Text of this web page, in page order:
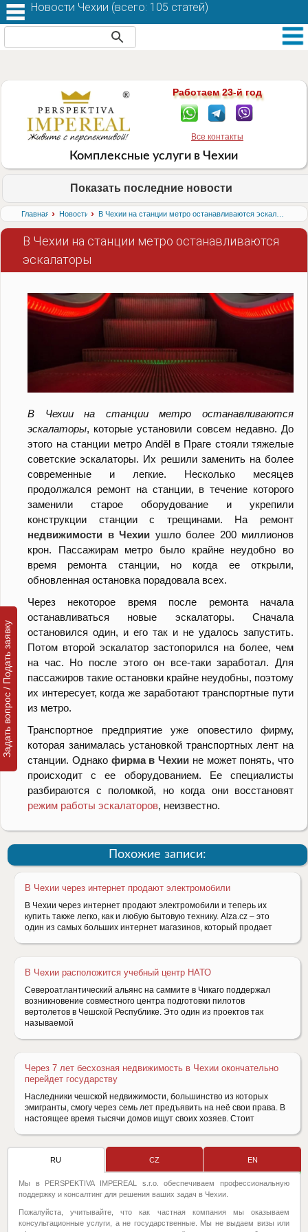
Работаем 23-й год
Все контакты
Комплексные услуги в Чехии
Показать последние новости
Главная › Новости ›
В Чехии на станции метро останавливаются
эскалаторы
В Чехии на станции метро останавливаются
эскалаторы, которые установили совсем недавно. До
этого на станции метро Anděl в Праге стояли тяжелые
советские эскалаторы. Их решили заменить на более
современные и легкие. Несколько месяцев
продолжался ремонт на станции, в течение которого
заменили старое оборудование и укрепили
конструкции станции с трещинами. На ремонт
недвижимости в Чехии ушло более 200 миллионов
крон. Пассажирам метро было крайне неудобно во
время ремонта станции, но когда ее открыли,
обновленная остановка порадовала всех.
Через некоторое время после ремонта начала
останавливаться новые эскалаторы. Сначала
остановился один, и его так и не удалось запустить.
Потом второй эскалатор застопорился на более, чем
на час. Но после этого он все-таки заработал. Для
пассажиров такие остановки крайне неудобны, поэтому
их интересует, когда же заработают транспортные пути
из метро.
Транспортное предприятие уже оповестило фирму,
которая занималась установкой транспортных лент на
станции. Однако фирма в Чехии не может понять, что
происходит с ее оборудованием. Ее специалисты
разбираются с поломкой, но когда они восстановят
режим работы эскалаторов, неизвестно.
Похожие записи:
В Чехии через интернет продают электромобили
В Чехии через интернет продают электромобили и теперь их
купить также легко, как и любую бытовую технику. Alza.cz – это
один из самых больших интернет магазинов, который продает
В Чехии расположится учебный центр НАТО
Североатлантический альянс на саммите в Чикаго поддержал
возникновение совместного центра подготовки пилотов
вертолетов в Чешской Республике. Это один из проектов так
называемой
Через 7 лет бесхозная недвижимость в Чехии окончательно
перейдет государству
Наследники чешской недвижимости, большинство из которых
эмигранты, смогу через семь лет предъявить на неё свои права. В
настоящее время тысячи домов ищут своих хозяев. Стоит
Новости Чехии (всего: 105 статей)
Задать вопрос / Подать заявку
RU CZ EN
Мы в PERSPEKTIVA IMPEREAL s.r.o. обеспечиваем профессиональную
поддержку и консалтинг для решения ваших задач в Чехии.
Пожалуйста, учитывайте, что как частная компания мы оказываем
консультационные услуги, а не государственные. Мы не выдаем визы или